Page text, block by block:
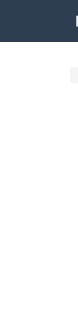
основному